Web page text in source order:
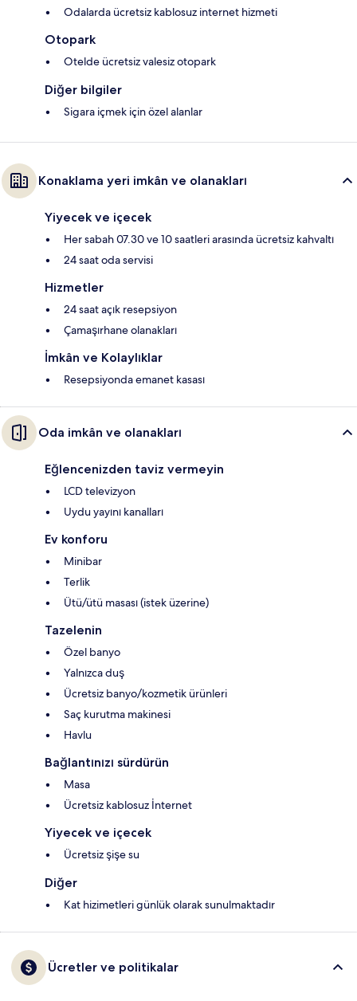
Odalarda ücretsiz kablosuz internet hizmeti
Otopark
Otelde ücretsiz valesiz otopark
Diğer bilgiler
Sigara içmek için özel alanlar
Konaklama yeri imkân ve olanakları
Yiyecek ve içecek
Her sabah 07.30 ve 10 saatleri arasında ücretsiz kahvaltı
24 saat oda servisi
Hizmetler
24 saat açık resepsiyon
Çamaşırhane olanakları
İmkân ve Kolaylıklar
Resepsiyonda emanet kasası
Oda imkân ve olanakları
Eğlencenizden taviz vermeyin
LCD televizyon
Uydu yayını kanalları
Ev konforu
Minibar
Terlik
Ütü/ütü masası (istek üzerine)
Tazelenin
Özel banyo
Yalnızca duş
Ücretsiz banyo/kozmetik ürünleri
Saç kurutma makinesi
Havlu
Bağlantınızı sürdürün
Masa
Ücretsiz kablosuz İnternet
Yiyecek ve içecek
Ücretsiz şişe su
Diğer
Kat hizimetleri günlük olarak sunulmaktadır
Ücretler ve politikalar